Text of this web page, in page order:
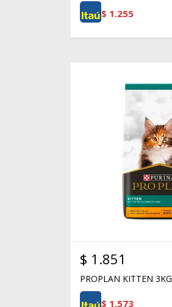
$ 1.255
$ 1.851
PROPLAN KITTEN 3KG
$ 1.573